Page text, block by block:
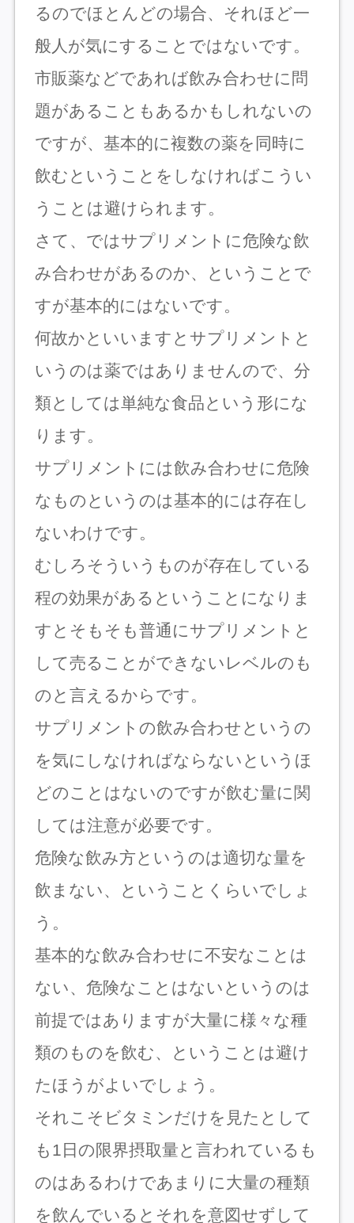
るのでほとんどの場合、それほど一
般人が気にすることではないです。
市販薬などであれば飲み合わせに問
題があることもあるかもしれないの
ですが、基本的に複数の薬を同時に
飲むということをしなければこうい
うことは避けられます。
さて、ではサプリメントに危険な飲
み合わせがあるのか、ということで
すが基本的にはないです。
何故かといいますとサプリメントと
いうのは薬ではありませんので、分
類としては単純な食品という形にな
ります。
サプリメントには飲み合わせに危険
なものというのは基本的には存在し
ないわけです。
むしろそういうものが存在している
程の効果があるということになりま
すとそもそも普通にサプリメントと
して売ることができないレベルのも
のと言えるからです。
サプリメントの飲み合わせというの
を気にしなければならないというほ
どのことはないのですが飲む量に関
しては注意が必要です。
危険な飲み方というのは適切な量を
飲まない、ということくらいでしょ
う。
基本的な飲み合わせに不安なことは
ない、危険なことはないというのは
前提ではありますが大量に様々な種
類のものを飲む、ということは避け
たほうがよいでしょう。
それこそビタミンだけを見たとして
も1日の限界摂取量と言われているも
のはあるわけであまりに大量の種類
を飲んでいるとそれを意図せずして